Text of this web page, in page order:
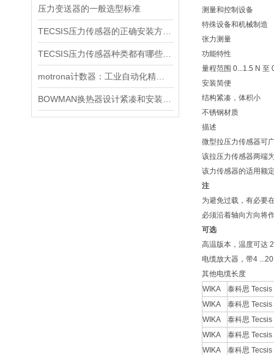
压力变送器的一般选型标准
测量和控制设备
特殊设备和机械制造
张力测量
功能特性
量程范围 0...1.5 N 至
安装简便
结构紧凑，体积小
不锈钢材质
描述
微型拉压力传感器可
该拉压力传感器两端
该力传感器的适用额
注
为避免过载，有必要
必须沿着轴向方向将
可选
高温版本，温度可达
电缆放大器，带4
其他电缆长度
WIKA
泰科思 Tecsis
WIKA
泰科思 Tecsis
WIKA
泰科思 Tecsis
WIKA
泰科思 Tecsis
WIKA
泰科思 Tecsis